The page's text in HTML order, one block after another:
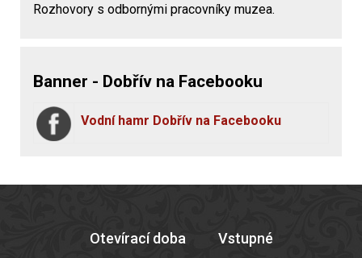
Rozhovory s odbornými pracovníky muzea.
Banner - Dobřív na Facebooku
Vodní hamr Dobřív na Facebooku
Otevírací doba
Vstupné